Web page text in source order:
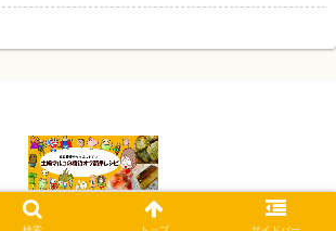
主婦マルコの糖質オフ簡単レシピ.